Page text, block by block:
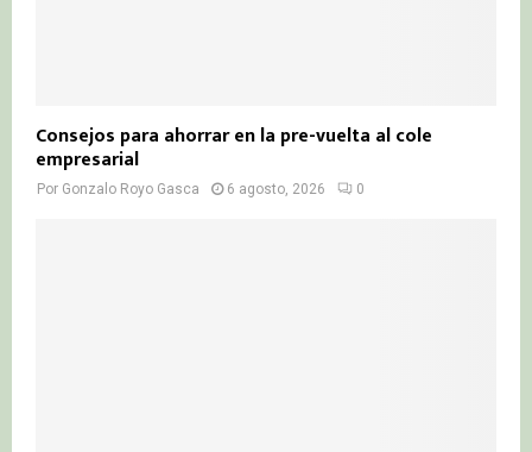
Consejos para ahorrar en la pre-vuelta al cole
empresarial
Por Gonzalo Royo Gasca 6 agosto, 2026 0